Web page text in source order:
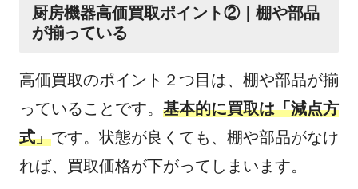
厨房機器高価買取ポイント②｜棚や部品
が揃っている
高価買取のポイント２つ目は、棚や部品が揃
っていることです。 基本的に買取は「減点方
式」です。状態が良くても、棚や部品がなけ
れば、買取価格が下がってしまいます。